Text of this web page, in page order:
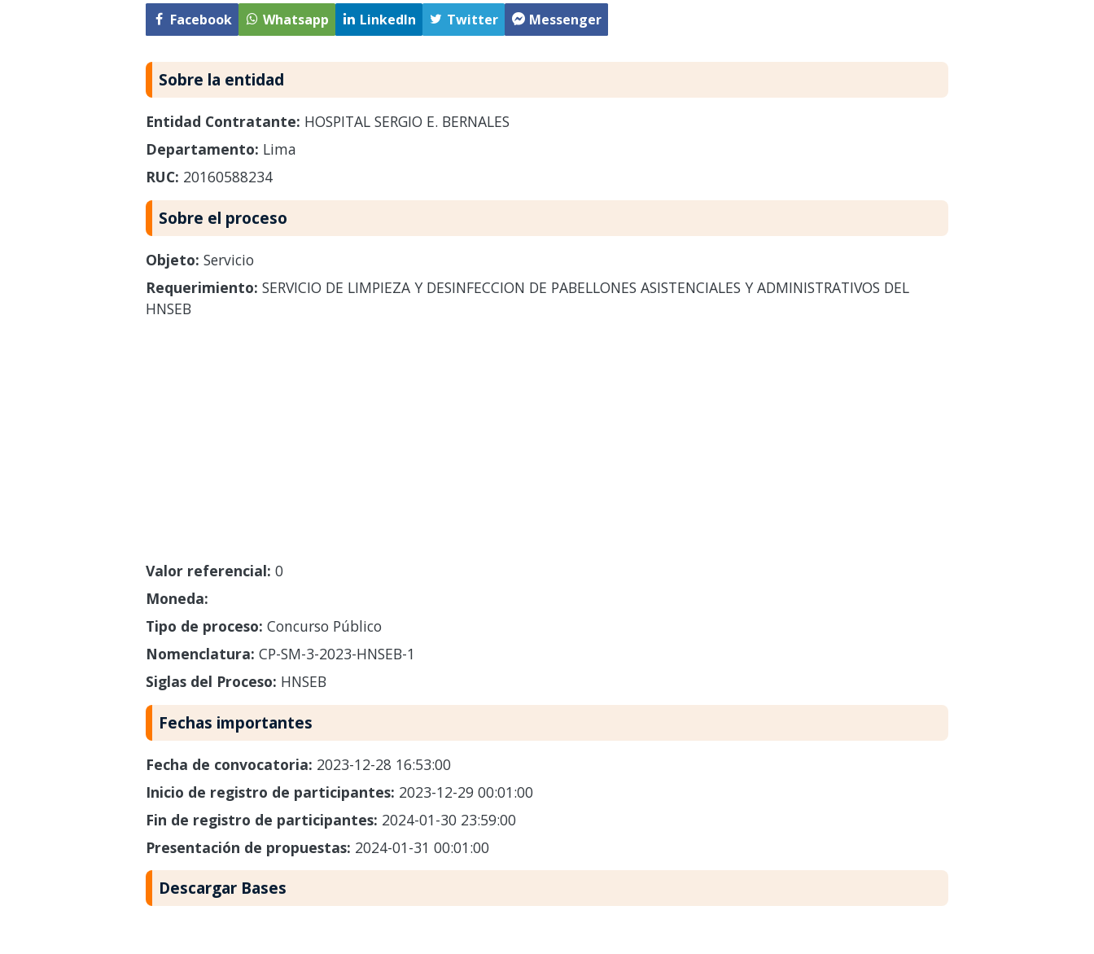
Facebook Whatsapp LinkedIn Twitter Messenger
Sobre la entidad
Entidad Contratante: HOSPITAL SERGIO E. BERNALES
Departamento: Lima
RUC: 20160588234
Sobre el proceso
Objeto: Servicio
Requerimiento: SERVICIO DE LIMPIEZA Y DESINFECCION DE PABELLONES ASISTENCIALES Y ADMINISTRATIVOS DEL
HNSEB
Valor referencial: 0
Moneda:
Tipo de proceso: Concurso Público
Nomenclatura: CP-SM-3-2023-HNSEB-1
Siglas del Proceso: HNSEB
Fechas importantes
Fecha de convocatoria: 2023-12-28 16:53:00
Inicio de registro de participantes: 2023-12-29 00:01:00
Fin de registro de participantes: 2024-01-30 23:59:00
Presentación de propuestas: 2024-01-31 00:01:00
Descargar Bases